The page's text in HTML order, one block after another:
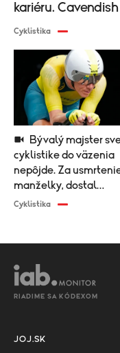
cyklistike do väzenia
nepôjde. Za
manželky, dostal
podmienku
Cyklistika
kariéru.
Cyklistika
RIADIME SA KÓDEXOM
JOJ.SK